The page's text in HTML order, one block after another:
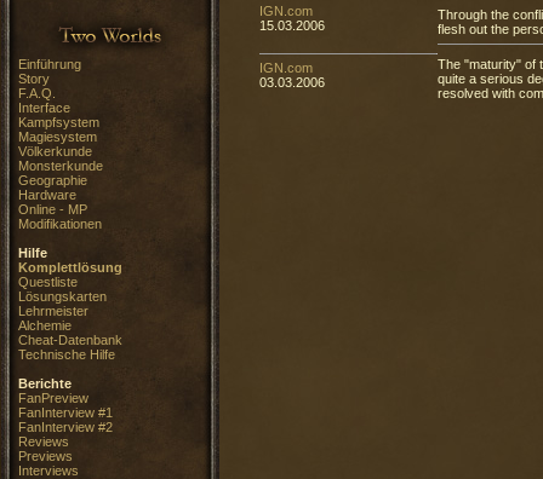
Einführung
Story
F.A.Q.
Interface
Kampfsystem
Magiesystem
Völkerkunde
Monsterkunde
Geographie
Hardware
Online - MP
Modifikationen
Hilfe
Komplettlösung
Questliste
Lösungskarten
Lehrmeister
Alchemie
Cheat-Datenbank
Technische Hilfe
Berichte
FanPreview
FanInterview #1
FanInterview #2
Reviews
Previews
Interviews
IGN.com
15.03.2006
Through the
flesh out the
IGN.com
03.03.2006
The "maturity" of
quite a serious
resolved with